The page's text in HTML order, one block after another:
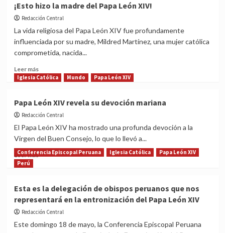
es
la
Cruz
que
toda
vida
León
XIV
¡Esto hizo la madre del Papa León XIV!
Redacción Central
La vida religiosa del Papa León XIV fue profundamente
influenciada por su madre, Mildred Martínez, una mujer católica
comprometida, nacida...
Leer másRead
more
hizo
la
madre
del
León
Iglesia Católica Mundo Papa León XIV
Papa León XIV revela su devoción mariana
Redacción Central
El Papa León XIV ha mostrado una profunda devoción a la
Virgen del Buen Consejo, lo que lo llevó a...
Leer másRead
León
XIV
revela
su
devoción
Conferencia Episcopal Peruana Iglesia Católica
Papa León XIV
Perú
Esta es la delegación de obispos peruanos que nos
representará en la entronización del Papa León XIV
Redacción Central
Este domingo 18 de mayo, la Conferencia Episcopal Peruana